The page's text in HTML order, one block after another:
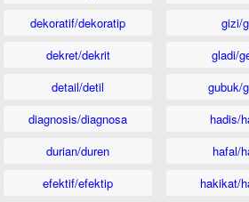
dekoratif/dekoratip
dekret/dekrit
detail/detil
diagnosis/diagnosa
durian/duren
efektif/efektip
gizi/
gladi/
gubuk/
hadis/
hafal/
hakikat/